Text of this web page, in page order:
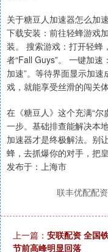
关于糖豆人加速器怎么加
下载安装：前往轻蜂游戏
装。 搜索游戏：打开轻蜂
者“Fall Guys”。 一键加
加速”。等待界面显示加
戏，就能享受丝滑的闯关
在《糖豆人》这个充满“
一步。基础排查能解决本
加速器才是终极解法。别
蜂，去抓爆你的对手，把
发布于：上海市
联丰优配配
上一篇： 安联配资 全国
节前高峰明显回落